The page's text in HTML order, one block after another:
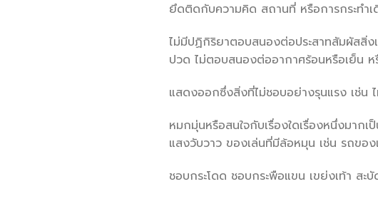
ยึดติดกับความคิด สถานที่ หรือการกระทำ
ไม่มีปฏิกิริยาตอบสนองต่อประสาทสัมผัสสิ่
ปวด ไม่ตอบสนองต่ออากาศร้อนหรือเย็น
แสดงออกซึ่งสิ่งที่ไม่ชอบอย่างรุนแรง เช่น
หมกมุ่นหรือสนใจกับเรื่องใดเรื่องหนึ่งมาก
แสงวับวาว ของเล่นที่มีล้อหมุน เช่น รถขอ
ชอบกระโดด ชอบกระพือแขน เขย่งเท้า สะ